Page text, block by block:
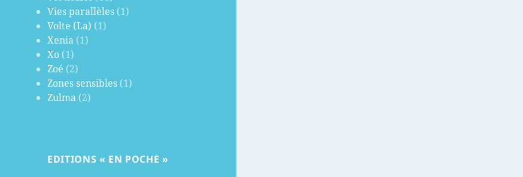
Vies parallèles (1)
Volte (La) (1)
Xenia (1)
Xo (1)
Zoé (2)
Zones sensibles (1)
Zulma (2)
EDITIONS « EN POCHE »